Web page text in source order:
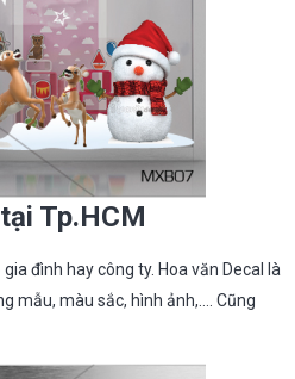
Tp.HCM
gia đình hay công ty. Hoa văn Decal là
mẫu, màu sắc, hình ảnh,…. Cũng